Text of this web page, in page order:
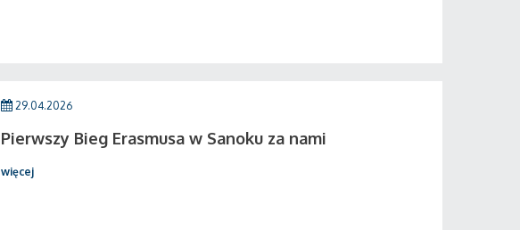
29.04.2026
Pierwszy Bieg Erasmusa w Sanoku za nami
więcej